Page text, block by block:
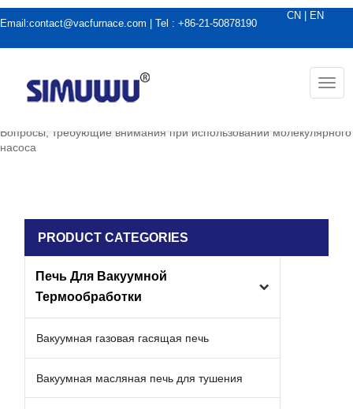
Email:contact@vacfurnace.com | Tel : +86-21-50878190
CN EN
Вопросы, требующие внимания при использовании молекулярного
насоса
PRODUCT CATEGORIES
Печь Для Вакуумной
Термообработки
Вакуумная газовая гасящая печь
Вакуумная масляная печь для тушения